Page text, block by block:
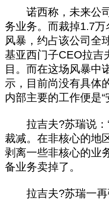
诺西称，未来公司
务业务。而裁掉1.7
风暴，约占该公司全
基亚西门子CEO拉吉
目。而在这场风暴中
示，目前尚没有具体
内部主要的工作便是“
拉吉夫?苏瑞说：“
裁减。在非核心的地
剥离一些非核心的业
备业务卖掉了。
拉吉夫?苏瑞一再